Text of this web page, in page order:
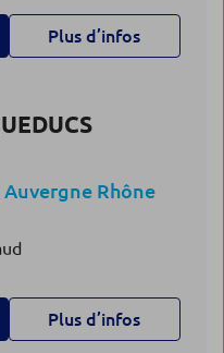
Plus d’infos
Rhône
Plus d’infos